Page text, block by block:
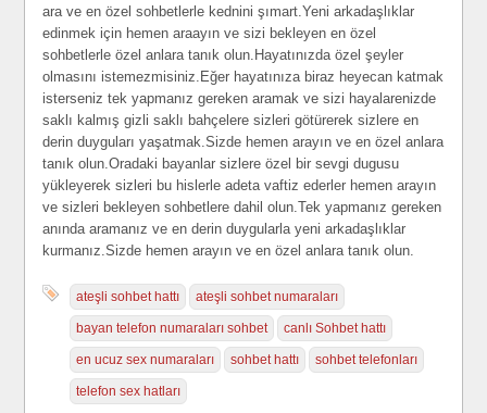
ara ve en özel sohbetlerle kednini şımart.Yeni arkadaşlıklar
edinmek için hemen araayın ve sizi bekleyen en özel
sohbetlerle özel anlara tanık olun.Hayatınızda özel şeyler
olmasını istemezmisiniz.Eğer hayatınıza biraz heyecan katmak
isterseniz tek yapmanız gereken aramak ve sizi hayalarenizde
saklı kalmış gizli saklı bahçelere sizleri götürerek sizlere en
derin duyguları yaşatmak.Sizde hemen arayın ve en özel anlara
tanık olun.Oradaki bayanlar sizlere özel bir sevgi dugusu
yükleyerek sizleri bu hislerle adeta vaftiz ederler hemen arayın
ve sizleri bekleyen sohbetlere dahil olun.Tek yapmanız gereken
anında aramanız ve en derin duygularla yeni arkadaşlıklar
kurmanız.Sizde hemen arayın ve en özel anlara tanık olun.
ateşli sohbet hattı ateşli sohbet numaraları
bayan telefon numaraları sohbet canlı Sohbet hattı
en ucuz sex numaraları sohbet hattı sohbet telefonları
telefon sex hatları